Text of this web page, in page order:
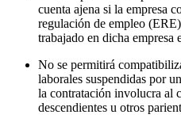
cuenta ajena si la empresa
regulación de empleo
trabajado en dicha empresa
No se permitirá
laborales suspendidas por
la contratación involucra al
descendientes u otros